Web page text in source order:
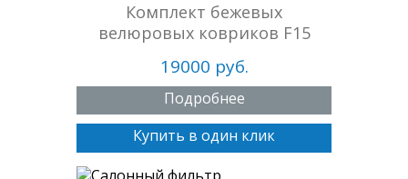
Комплект бежевых
велюровых ковриков F15
19000 руб.
Подробнее
Купить в один клик